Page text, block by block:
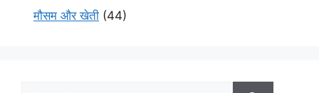
मौसम और खेती (44)